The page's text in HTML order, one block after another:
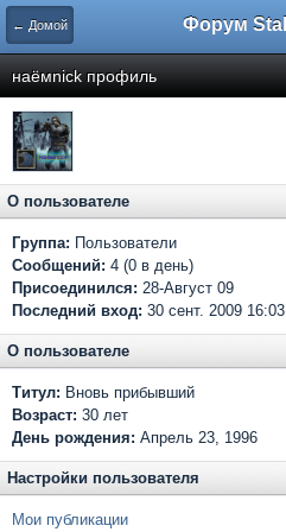
← Домой
наёмnick профиль
О пользователе
Группа: Пользователи
Сообщений: 4 (0 в день)
Присоединился: 28-Август 09
Последний вход: 30 сент. 2009 16:03
О пользователе
Титул: Вновь прибывший
Возраст: 30 лет
День рождения: Апрель 23, 1996
Настройки пользователя
Мои публикации